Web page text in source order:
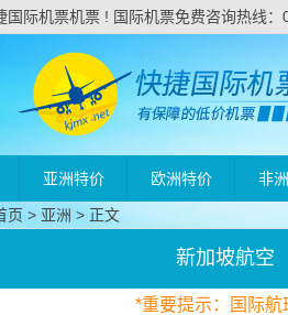
国际机票机票 ! 国际机票免费咨询热线：
亚洲特价 欧洲特价 非
页 > 亚洲 > 正文
新加坡航空
*重要提示：国际